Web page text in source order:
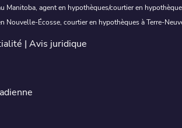
agent en hypothèques/courtier en
Écosse, courtier en hypothèques à Terre-
| Avis juridique